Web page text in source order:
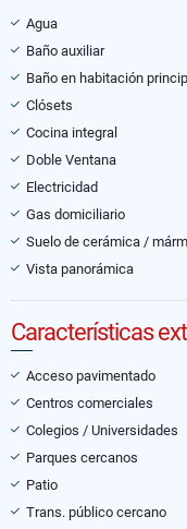
Agua
Baño auxiliar
Baño en habitación
Clósets
Cocina integral
Doble Ventana
Electricidad
Gas domiciliario
Suelo de cerámica /
Vista panorámica
Características
Acceso pavimentado
Centros comerciales
Colegios / Universidades
Parques cercanos
Patio
Trans. público cercano